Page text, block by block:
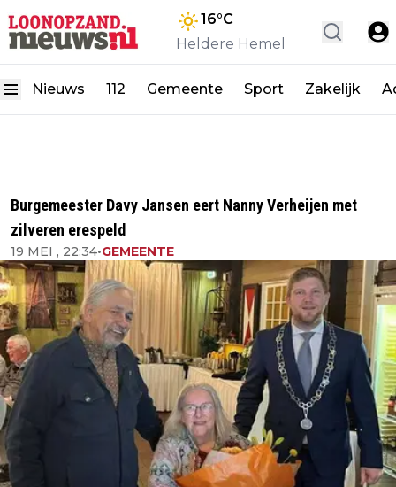
16°C
Heldere Hemel
Nieuws 112 Gemeente Sport Zakelijk
Burgemeester Davy Jansen eert Nanny Verheijen met
zilveren erespeld
19 MEI , 22:34•GEMEENTE